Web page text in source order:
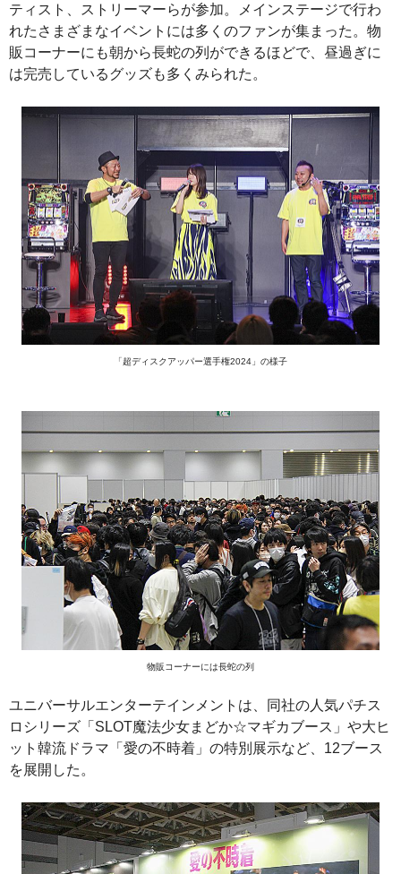
ティスト、ストリーマーらが参加。メインステージで行わ
れたさまざまなイベントには多くのファンが集まった。物
販コーナーにも朝から長蛇の列ができるほどで、昼過ぎに
は完売しているグッズも多くみられた。
「超ディスクアッパー選手権2024」の様子
物販コーナーには長蛇の列
ユニバーサルエンターテインメントは、同社の人気パチス
ロシリーズ「SLOT魔法少女まどか☆マギカブース」や大ヒ
ット韓流ドラマ「愛の不時着」の特別展示など、12ブース
を展開した。